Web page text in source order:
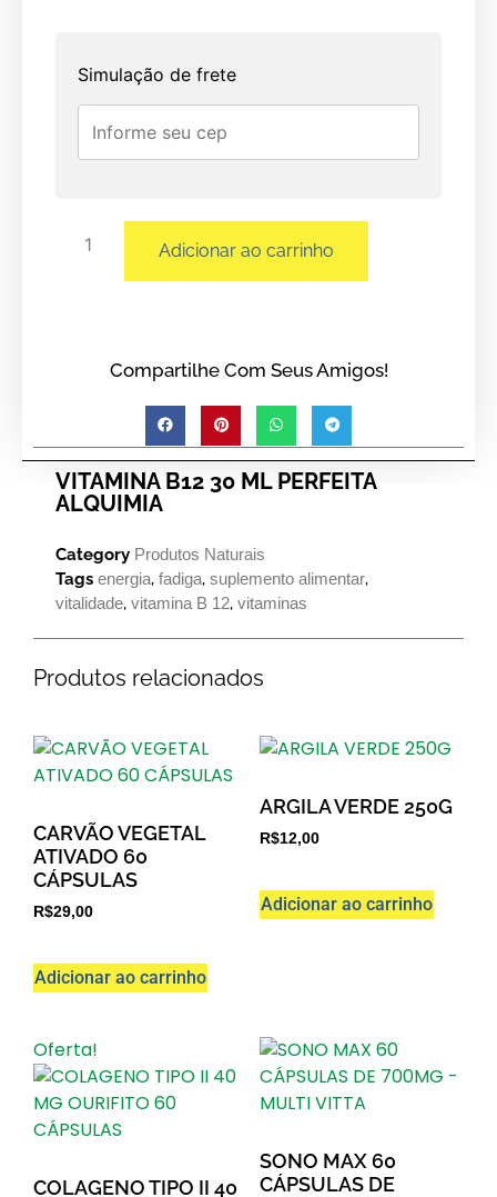
Simulação de frete
Adicionar ao carrinho
Compartilhe Com Seus Amigos!
VITAMINA B12 30 ML PERFEITA
ALQUIMIA
Category Produtos Naturais
Tags energia, fadiga, suplemento alimentar,
vitalidade, vitamina B 12, vitaminas
Produtos relacionados
CARVÃO VEGETAL
ATIVADO 60
CÁPSULAS
R$29,00
Adicionar ao carrinho
ARGILA VERDE 250G
R$12,00
Adicionar ao carrinho
Oferta!
COLAGENO TIPO II 40
SONO MAX 60
CÁPSULAS DE